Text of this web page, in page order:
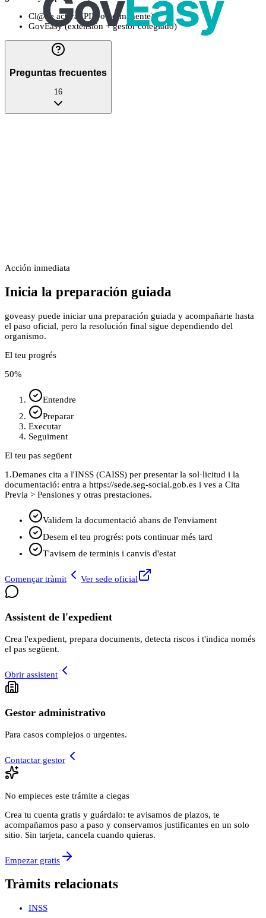
Cl@ve activa (PIN o permanente)
GovEasy (extensión + gestor colegiado)
Preguntas frecuentes
16
Acción inmediata
Inicia la preparación guiada
goveasy puede iniciar una preparación guiada y acompañarte hasta
el paso oficial, pero la resolución final sigue dependiendo del
organismo.
El teu progrés
50%
Entendre
Preparar
Executar
Seguiment
El teu pas següent
1.Demanes cita a l'INSS (CAISS) per presentar la sol·licitud i la
documentació: entra a https://sede.seg-social.gob.es i ves a Cita
Previa > Pensiones y otras prestaciones.
Validem la documentació abans de l'enviament
Desem el teu progrés: pots continuar més tard
T'avisem de terminis i canvis d'estat
Començar tràmit Ver sede oficial
Assistent de l'expedient
Crea l'expedient, prepara documents, detecta riscos i t'indica només
el pas següent.
Obrir assistent
Gestor administrativo
Para casos complejos o urgentes.
Contactar gestor
No empieces este trámite a ciegas
Crea tu cuenta gratis y guárdalo: te avisamos de plazos, te
acompañamos paso a paso y conservamos justificantes en un solo
sitio. Sin tarjeta, cancela cuando quieras.
Empezar gratis
Tràmits relacionats
INSS